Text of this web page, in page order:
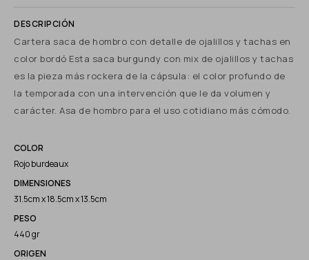
Cartera saca de hombro con detalle de ojalillos y tachas en
color bordó Esta saca burgundy con mix de ojalillos y tachas
es la pieza más rockera de la cápsula: el color profundo de
la temporada con una intervención que le da volumen y
carácter. Asa de hombro para el uso cotidiano más cómodo.
COLOR
Rojo burdeaux
DIMENSIONES
31.5cm x 18.5cm x 13.5cm
PESO
440 gr
ORIGEN